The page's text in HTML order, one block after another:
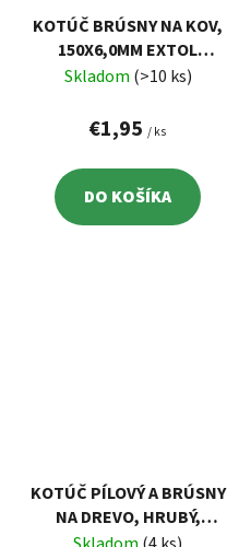
KOTÚČ BRÚSNY NA KOV,
150X6,0MM EXTOL
8808705
Skladom (>10 ks)
€1,95 / ks
DO KOŠÍKA
KOTÚČ PÍLOVÝ A BRÚSNY
NA DREVO, HRUBÝ,
125X3X22,2MM, 13000